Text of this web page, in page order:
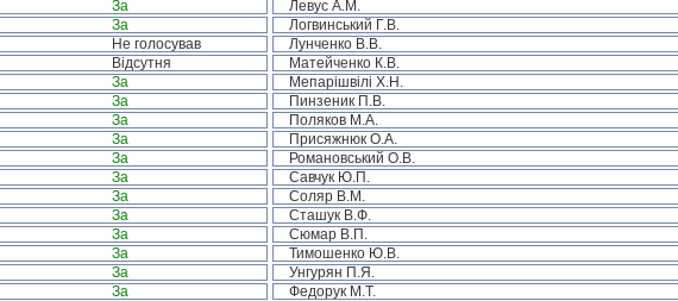
За Левус А.М.
За Логвинський Г.В.
Не голосував Лунченко В.В.
Відсутня Матейченко К.В.
За Мепарішвілі Х.Н.
За Пинзеник П.В.
За Поляков М.А.
За Присяжнюк О.А.
За Романовський О.В.
За Савчук Ю.П.
За Соляр В.М.
За Сташук В.Ф.
За Сюмар В.П.
За Тимошенко Ю.В.
За Унгурян П.Я.
За Федорук М.Т.